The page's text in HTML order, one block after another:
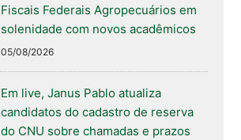
Fiscais Federais Agropecuários em
solenidade com novos acadêmicos
05/08/2026
Em live, Janus Pablo atualiza
candidatos do cadastro de reserva
do CNU sobre chamadas e prazos